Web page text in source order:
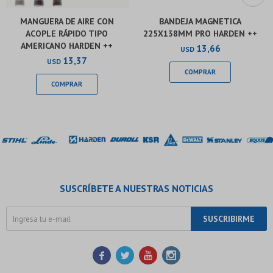
MANGUERA DE AIRE CON
ACOPLE RÁPIDO TIPO
AMERICANO HARDEN ++
USD 13,37
BANDEJA MAGNETICA
225X138MM PRO HARDEN ++
USD 13,66
SUSCRÍBETE A NUESTRAS NOTICIAS
SUSCRIBIRME
   